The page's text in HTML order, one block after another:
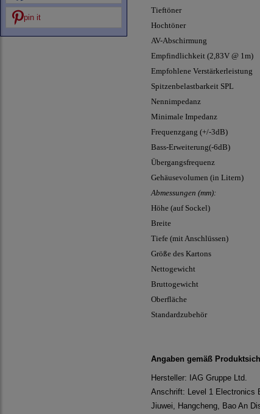
pin it
Tieftöner
Hochtöner
AV-Abschirmung
Empfindlichkeit (2,83V @ 1m)
Empfohlene Verstärkerleistung
Spitzenbelastbarkeit SPL
Nennimpedanz
Minimale Impedanz
Frequenzgang (+/-3dB)
Bass-Erweiterung(-6dB)
Übergangsfrequenz
Gehäusevolumen (in Litern)
Abmessungen (mm):
Höhe (auf Sockel)
Breite
Tiefe (mit Anschlüssen)
Größe des Kartons
Nettogewicht
Bruttogewicht
Oberfläche
Standardzubehör
Angaben gemäß
Hersteller: IAG Gruppe Ltd.
Anschrift: Level 1 Electronics
Jiuwei, Hangcheng, Bao An